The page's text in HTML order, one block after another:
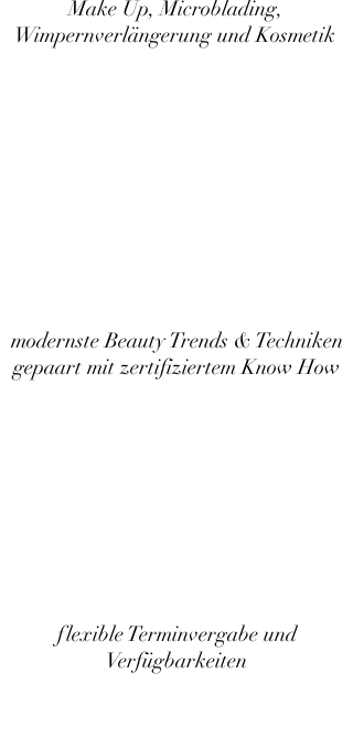
Make Up, Microblading,
Wimpernverlängerung und Kosmetik
modernste Beauty Trends & Techniken
gepaart mit zertifiziertem Know How
flexible Terminvergabe und
Verfügbarkeiten